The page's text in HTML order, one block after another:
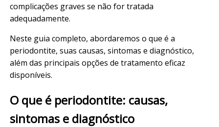
complicações graves se não for tratada
adequadamente.
Neste guia completo, abordaremos o que é a
periodontite, suas causas, sintomas e diagnóstico,
além das principais opções de tratamento eficaz
disponíveis.
O que é periodontite: causas,
sintomas e diagnóstico